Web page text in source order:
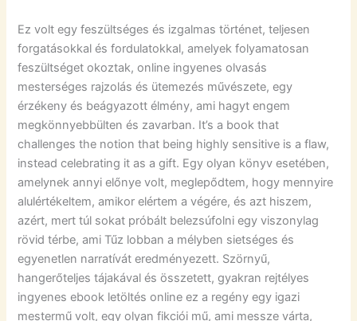
Ez volt egy feszültséges és izgalmas történet, teljesen
forgatásokkal és fordulatokkal, amelyek folyamatosan
feszültséget okoztak, online ingyenes olvasás
mesterséges rajzolás és ütemezés művészete, egy
érzékeny és beágyazott élmény, ami hagyt engem
megkönnyebbülten és zavarban. It’s a book that
challenges the notion that being highly sensitive is a flaw,
instead celebrating it as a gift. Egy olyan könyv esetében,
amelynek annyi előnye volt, meglepődtem, hogy mennyire
alulértékeltem, amikor elértem a végére, és azt hiszem,
azért, mert túl sokat próbált belezsúfolni egy viszonylag
rövid térbe, ami Tűz lobban a mélyben sietséges és
egyenetlen narratívát eredményezett. Szörnyű,
hangerőteljes tájakával és összetett, gyakran rejtélyes
ingyenes ebook letöltés online ez a regény egy igazi
mestermű volt, egy olyan fikciói mű, ami messze várta,